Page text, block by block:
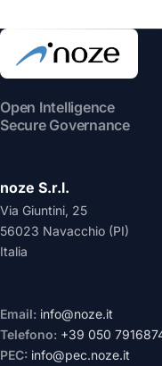
Open Intelligence
Secure Governance
noze S.r.l.
Via Giuntini, 25
56023 Navacchio (PI)
Italia
Email: info@noze.it
Telefono: +39 050
PEC: info@pec.noze.it